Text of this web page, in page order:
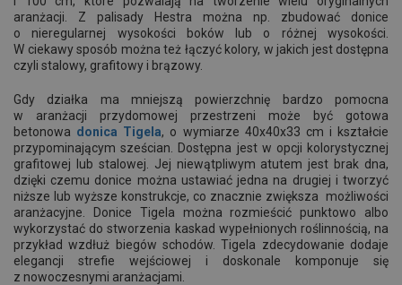
aranżacji. Z palisady Hestra można np. zbudować donice
o nieregularnej wysokości boków lub o różnej wysokości.
W ciekawy sposób można też łączyć kolory, w jakich jest dostępna
czyli stalowy, grafitowy i brązowy.
Gdy działka ma mniejszą powierzchnię bardzo pomocna
w aranżacji przydomowej przestrzeni może być gotowa
betonowa donica Tigela, o wymiarze 40x40x33 cm i kształcie
przypominającym sześcian. Dostępna jest w opcji kolorystycznej
grafitowej lub stalowej. Jej niewątpliwym atutem jest brak dna,
dzięki czemu donice można ustawiać jedna na drugiej i tworzyć
niższe lub wyższe konstrukcje, co znacznie zwiększa możliwości
aranżacyjne. Donice Tigela można rozmieścić punktowo albo
wykorzystać do stworzenia kaskad wypełnionych roślinnością, na
przykład wzdłuż biegów schodów. Tigela zdecydowanie dodaje
elegancji strefie wejściowej i doskonale komponuje się
z nowoczesnymi aranżacjami.